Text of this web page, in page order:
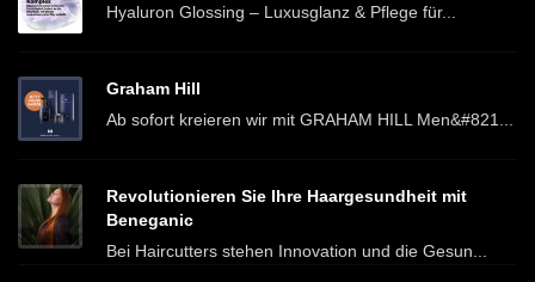
Hyaluron Glossing – Luxusglanz & Pflege für...
Graham Hill
Ab sofort kreieren wir mit GRAHAM HILL Men&#821...
Revolutionieren Sie Ihre Haargesundheit mit
Beneganic
Bei Haircutters stehen Innovation und die Gesun...